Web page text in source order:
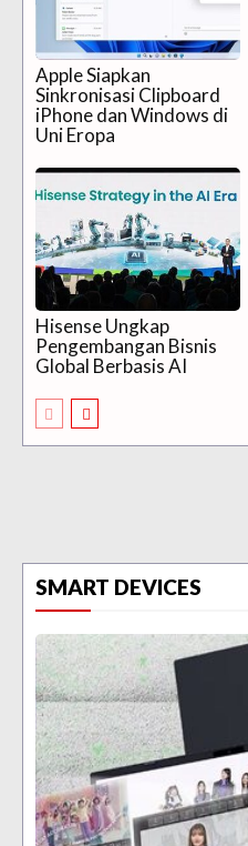
Apple Siapkan
Sinkronisasi Clipboard
iPhone dan Windows di
Uni Eropa
Hisense Ungkap
Pengembangan Bisnis
Global Berbasis AI
SMART DEVICES